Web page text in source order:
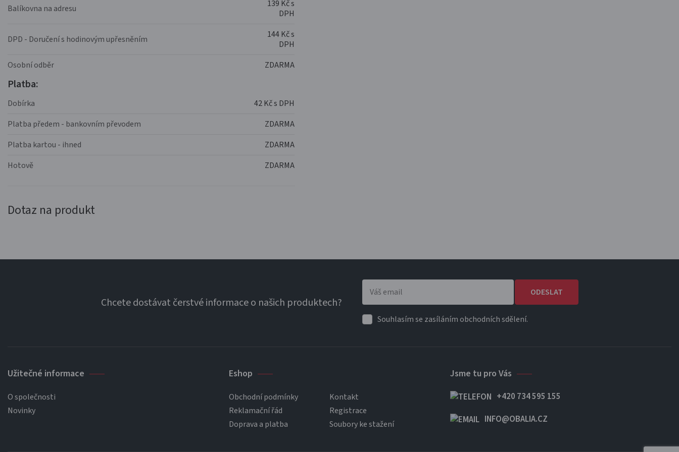
Balíkovna na adresu
139 Kč s
DPH
DPD - Doručení s hodinovým upřesněním
144 Kč s
DPH
Osobní odběr
ZDARMA
Platba:
Dobírka
42 Kč s DPH
Platba předem - bankovním převodem
ZDARMA
Platba kartou - ihned
ZDARMA
Hotově
ZDARMA
Dotaz na produkt
Chcete dostávat čerstvé informace o našich produktech?
ODESLAT
Souhlasím se zasíláním obchodních sdělení.
Užitečné informace
O společnosti
Novinky
Eshop
Obchodní podmínky
Kontakt
Reklamační řád
Registrace
Doprava a platba
Soubory ke stažení
Jsme tu pro Vás
+420 734 595 155
INFO@OBALIA.CZ